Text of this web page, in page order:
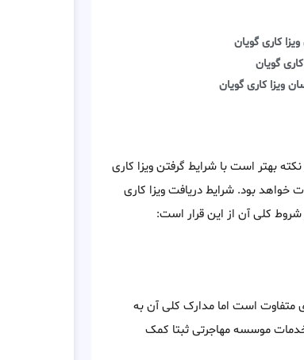
کاری گویان
گویان
ویزا کاری گویان
بهتر است با شرایط گرفتن ویزا کاری
خواهد بود. شرایط دریافت ویزا کاری
کلی آن از این قرار است:
متفاوت است اما مدارک کلی آن به
موسسه مهاجرتی ثبتا کمک